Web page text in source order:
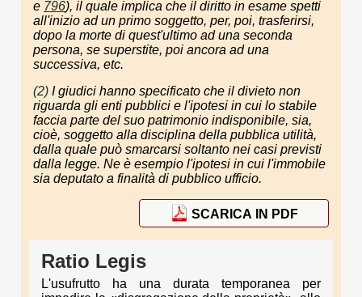
e 796), il quale implica che il diritto in esame spetti
all'inizio ad un primo soggetto, per, poi, trasferirsi,
dopo la morte di quest'ultimo ad una seconda
persona, se superstite, poi ancora ad una
successiva, etc.
(2) I giudici hanno specificato che il divieto non
riguarda gli enti pubblici e l'ipotesi in cui lo stabile
faccia parte del suo patrimonio indisponibile, sia,
cioè, soggetto alla disciplina della pubblica utilità,
dalla quale può smarcarsi soltanto nei casi previsti
dalla legge. Ne è esempio l'ipotesi in cui l'immobile
sia deputato a finalità di pubblico ufficio.
SCARICA IN PDF
Ratio Legis
L'usufrutto ha una durata temporanea per